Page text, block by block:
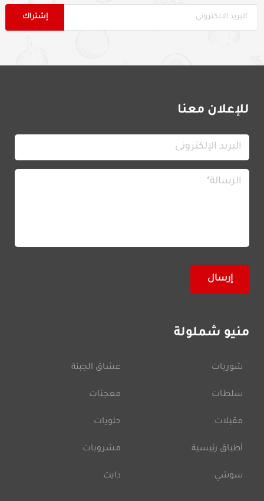
للإعلان معنا
منيو شملولة
شوربات
سلطات
مقبلات
أطباق رئيسية
سوشي
عشاق الجبنة
معجنات
حلويات
مشروبات
دايت